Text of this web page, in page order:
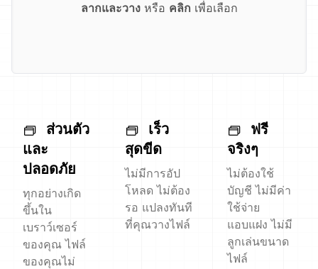
ลากและวางหรือ คลิก เพื่อเลือก
ส่วนตัว
และ
ปลอดภัย
ทุกอย่างเกิด
ขึ้นใน
เบราว์เซอร์
ของคุณ ไฟล์
ของคุณไม่
เร็ว
สุดขีด
ไม่มีการอัป
โหลด ไม่ต้อง
รอ แปลงทันที
ที่คุณวางไฟล์
ฟรี
จริงๆ
ไม่ต้องใช้
บัญชี ไม่มีค่า
ใช้จ่าย
แอบแฝง ไม่มี
ลูกเล่นขนาด
ไฟล์